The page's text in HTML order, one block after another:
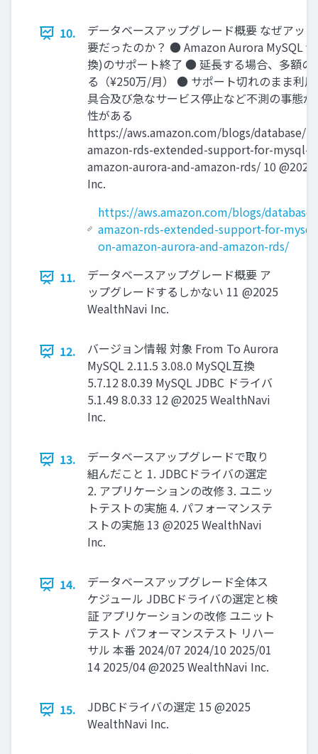
10.
データベースアップグレード概要 なぜアッ
要だったのか？ ● Amazon Aurora MySQL
換)のサポート終了 ● 延⻑する場合、多額の
る（¥250万/⽉） ● サポート切れのまま利
具合及び急なサービス停⽌など不測の事態
性がある
https://aws.amazon.com/blogs/database/
amazon-rds-extended-support-for-mysql-
amazon-aurora-and-amazon-rds/ 10
Inc.
https://aws.amazon.com/blogs/
amazon-rds-extended-support-for-
on-amazon-aurora-and-amazon-rds/
11.
データベースアップグレード概要 ア
ップグレードするしかない 11 @2025
WealthNavi Inc.
12.
バージョン情報 対象 From To Aurora
MySQL 2.11.5 3.08.0 MySQL互換
5.7.12 8.0.39 MySQL JDBC ドライバ
5.1.49 8.0.33 12 @2025 WealthNavi
Inc.
13.
データベースアップグレードで取り
組んだこと 1. JDBCドライバの選定
2. アプリケーションの改修 3. ユニッ
トテストの実施 4. パフォーマンステ
ストの実施 13 @2025 WealthNavi
Inc.
14.
データベースアップグレード全体ス
ケジュール JDBCドライバの選定と検
証 アプリケーションの改修 ユニット
テスト パフォーマンステスト リハー
サル 本番 2024/07 2024/10 2025/01
14 2025/04 @2025 WealthNavi Inc.
15.
JDBCドライバの選定 15 @2025
WealthNavi Inc.